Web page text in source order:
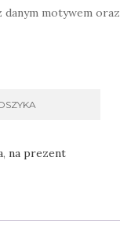
danym motywem oraz
, na prezent